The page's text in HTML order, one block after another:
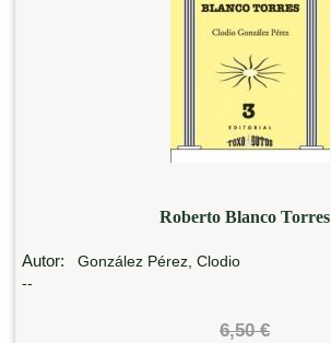
Roberto Blanco Torres
Autor: González Pérez, Clodio
--
6,50 €